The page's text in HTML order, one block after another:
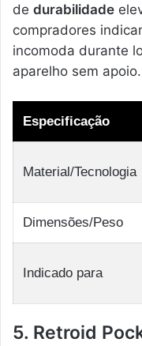
de durabilidade
compradores
incomoda durante
aparelho sem apoio.
Especificação
Material/Tecnologia
Dimensões/Peso
Indicado para
5. Retroid